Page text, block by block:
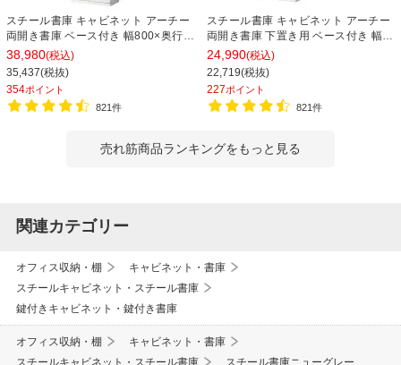
スチール書庫 キャビネット アーチー
両開き書庫 ベース付き 幅800×奥行
400×高さ1850mm
38,980(税込)
35,437(税抜)
354ポイント
821件
スチール書庫 キャビネット アーチー
両開き書庫 下置き用 ベース付き 幅
800×奥行400×高さ1100mm
24,990(税込)
22,719(税抜)
227ポイント
821件
売れ筋商品ランキングをもっと見る
関連カテゴリー
オフィス収納・棚
キャビネット・書庫
スチールキャビネット・スチール書庫
鍵付きキャビネット・鍵付き書庫
オフィス収納・棚
キャビネット・書庫
スチールキャビネット・スチール書庫
スチール書庫ニューグレー